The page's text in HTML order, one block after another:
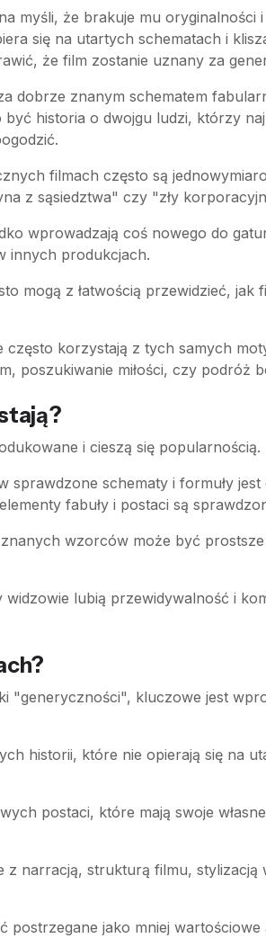
myśli, że brakuje mu oryginalności
się na utartych schematach i
że film zostanie uznany za
dobrze znanym schematem
historia o dwojgu ludzi, którzy
filmach często są
z sąsiedztwa" czy "zły
wprowadzają coś nowego do
innych produkcjach.
mogą z łatwością przewidzieć,
często korzystają z tych samych
poszukiwanie miłości, czy podróż
i cieszą się
sprawdzone schematy i formuły
fabuły i postaci są
wzorców może być
widzowie lubią przewidywalność i
"generyczności", kluczowe jest
historii, które nie opierają się na
postaci, które mają swoje
z narracją, strukturą filmu,
jako mniej